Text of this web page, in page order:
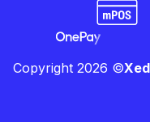
Copyright 2026 ©